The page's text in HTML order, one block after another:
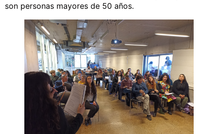
son personas mayores de 50 años.